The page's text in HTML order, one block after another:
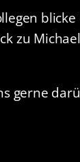
zu
gerne